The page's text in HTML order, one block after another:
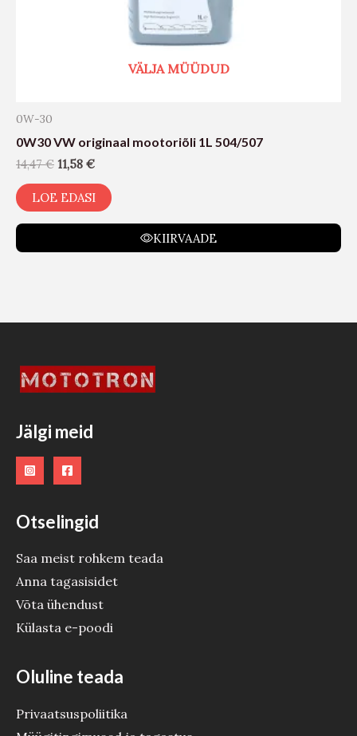
VÄLJA MÜÜDUD
0W-30
0W30 VW originaal mootoriõli 1L 504/507
14,47€ 11,58 €
LOE EDASI
KIIRVAADE
Jälgi meid
Otselingid
Saa meist rohkem teada
Anna tagasisidet
Võta ühendust
Külasta e-poodi
Oluline teada
Privaatsuspoliitika